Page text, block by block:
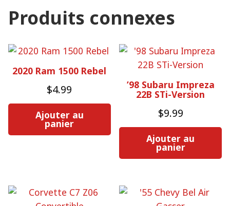
Produits connexes
2020 Ram 1500 Rebel
$4.99
Ajouter au
panier
’98 Subaru Impreza
22B STi-Version
$9.99
Ajouter au
panier